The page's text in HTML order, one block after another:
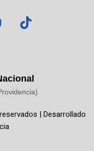
T
i
k
| Desarrollado